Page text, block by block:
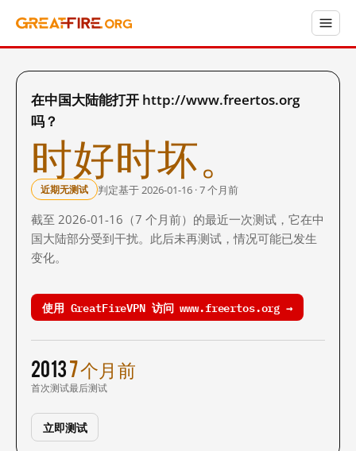
在中国大陆能打开 http://www.freertos.org
吗？
时好时坏。
近期无测试 判定基于 2026-01-16 · 7 个月前
截至 2026-01-16（7 个月前）的最近一次测试，它在中
国大陆部分受到干扰。此后未再测试，情况可能已发生
变化。
使用 GreatFireVPN 访问 www.freertos.org →
2013
首次测试
7 个月前
最后测试
立即测试